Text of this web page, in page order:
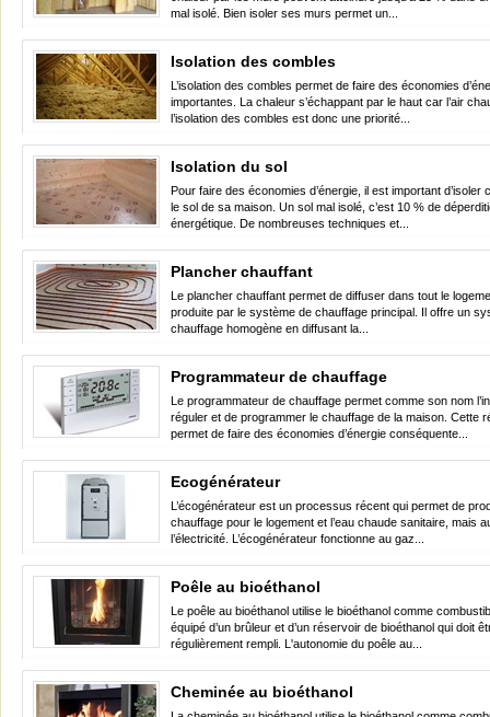
mal isolé. Bien isoler ses murs permet un...
Isolation des combles
L’isolation des combles permet de faire des économies
importantes. La chaleur s’échappant par le haut car l’air
l’isolation des combles est donc une priorité...
Isolation du sol
Pour faire des économies d’énergie, il est important d’isoler
le sol de sa maison. Un sol mal isolé, c’est 10 % de
énergétique. De nombreuses techniques et...
Plancher chauffant
Le plancher chauffant permet de diffuser dans tout le
produite par le système de chauffage principal. Il offre un
chauffage homogène en diffusant la...
Programmateur de chauffage
Le programmateur de chauffage permet comme son nom
réguler et de programmer le chauffage de la maison. Cette
permet de faire des économies d’énergie conséquente...
Ecogénérateur
L’écogénérateur est un processus récent qui permet de
chauffage pour le logement et l’eau chaude sanitaire, mais
l’électricité. L’écogénérateur fonctionne au gaz...
Poêle au bioéthanol
Le poêle au bioéthanol utilise le bioéthanol comme
équipé d’un brûleur et d’un réservoir de bioéthanol qui doit
régulièrement rempli. L'autonomie du poêle au...
Cheminée au bioéthanol